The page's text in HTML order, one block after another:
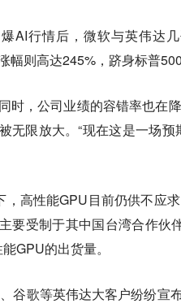
AI行情后，微软与英伟达
幅则高达245%，跻身标普
时，公司业绩的容错率也在
无限放大。“现在这是一场
，高性能GPU目前仍供不应
要受制于其中国台湾合作伙
GPU的出货量。
谷歌等英伟达大客户纷纷宣